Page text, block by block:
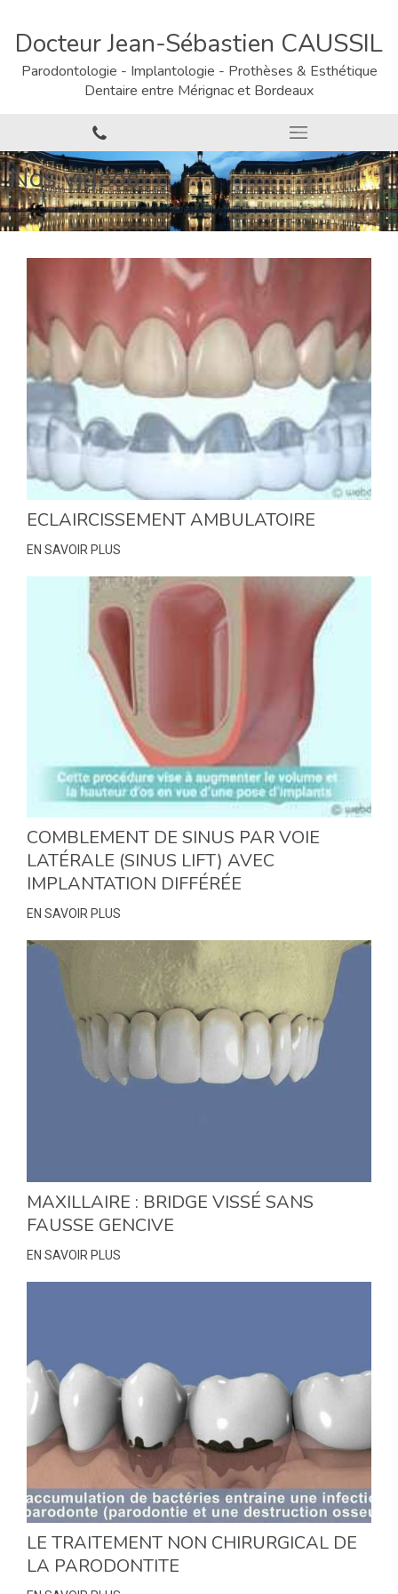
Docteur Jean-Sébastien CAUSSIL
Parodontologie - Implantologie - Prothèses & Esthétique
Dentaire entre Mérignac et Bordeaux
Nos vidéos
ECLAIRCISSEMENT AMBULATOIRE
EN SAVOIR PLUS
COMBLEMENT DE SINUS PAR VOIE
LATÉRALE (SINUS LIFT) AVEC
IMPLANTATION DIFFÉRÉE
EN SAVOIR PLUS
MAXILLAIRE : BRIDGE VISSÉ SANS
FAUSSE GENCIVE
EN SAVOIR PLUS
LE TRAITEMENT NON CHIRURGICAL DE
LA PARODONTITE